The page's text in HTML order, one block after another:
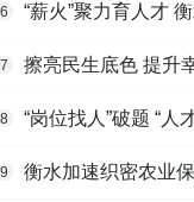
6 “薪火”聚力育人才
7 擦亮民生底色 提升幸福
8 “岗位找人”破题 “人才夜市”引流 ——
9 衡水加速织密农业